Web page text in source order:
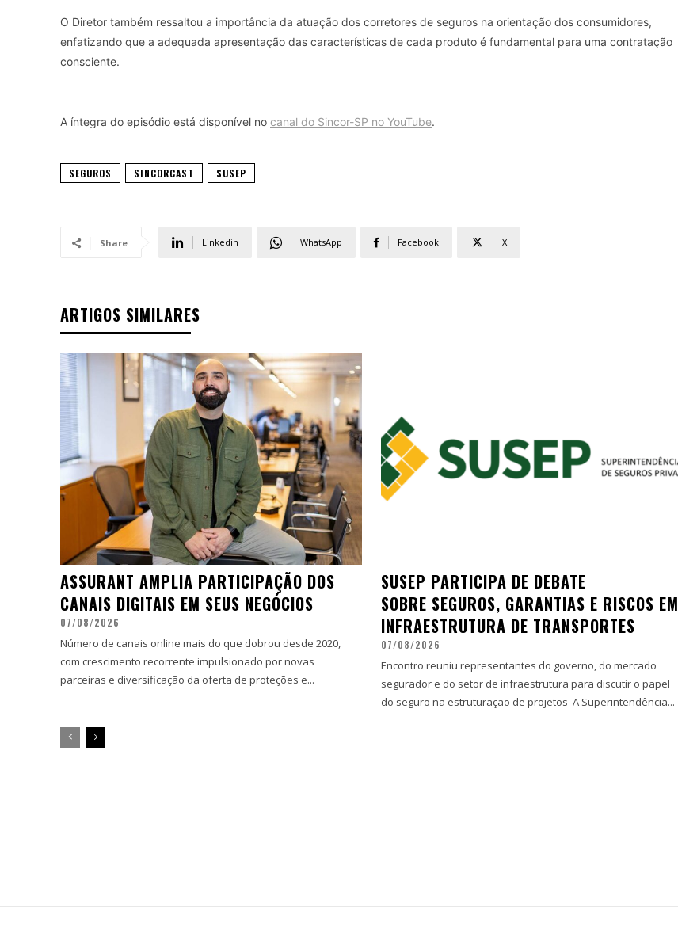
O Diretor também ressaltou a importância da atuação dos corretores de seguros na orientação dos consumidores,
enfatizando que a adequada apresentação das características de cada produto é fundamental para uma contratação
consciente.
A íntegra do episódio está disponível no canal do Sincor-SP no YouTube.
SEGUROS SINCORCAST SUSEP
Share Linkedin WhatsApp Facebook X
ARTIGOS SIMILARES
ASSURANT AMPLIA PARTICIPAÇÃO DOS
CANAIS DIGITAIS EM SEUS NEGÓCIOS
07/08/2026
Número de canais online mais do que dobrou desde 2020,
com crescimento recorrente impulsionado por novas
parceiras e diversificação da oferta de proteções e...
SUSEP PARTICIPA DE DEBATE
SOBRE SEGUROS, GARANTIAS E RISCOS EM
INFRAESTRUTURA DE TRANSPORTES
07/08/2026
Encontro reuniu representantes do governo, do mercado
segurador e do setor de infraestrutura para discutir o papel
do seguro na estruturação de projetos A Superintendência...